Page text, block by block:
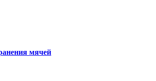
мячей